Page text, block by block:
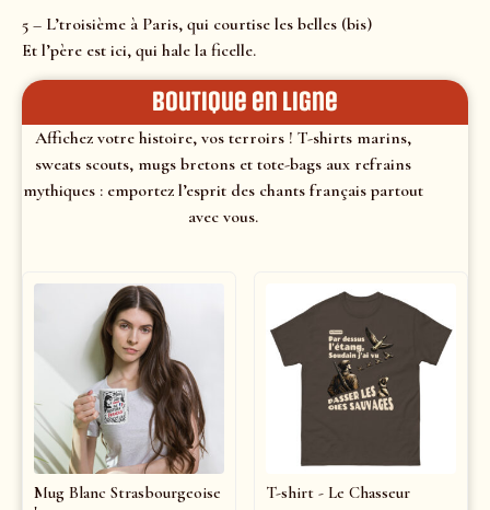
5 – L’troisième à Paris, qui courtise les belles (bis)
Et l’père est ici, qui hale la ficelle.
Boutique en ligne
Affichez votre histoire, vos terroirs ! T-shirts marins,
sweats scouts, mugs bretons et tote-bags aux refrains
mythiques : emportez l’esprit des chants français partout
avec vous.
Mug Blanc Strasbourgeoise
T-shirt - Le Chasseur